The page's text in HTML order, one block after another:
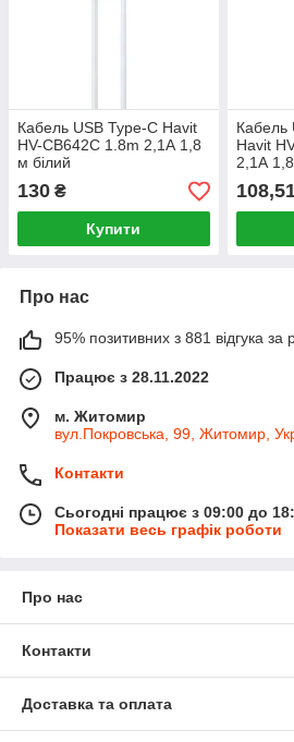
Кабель USB Type-C Havit
HV-CB642C 1.8m 2,1А 1,8
м білий
130 ₴
Купити
Кабель
Havit
2,1А
Про нас
95% позитивних з 881 відгука за
Працює з 28.11.2022
м. Житомир
вул.Покровська, 99, Житомир,
Контакти
Сьогодні працює з 09:00 до
Показати весь графік роботи
Про нас
Контакти
Доставка та оплата